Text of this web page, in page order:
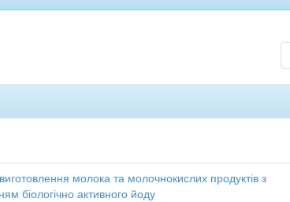
молока та молочнокислих продуктів з
біологічно активного йоду